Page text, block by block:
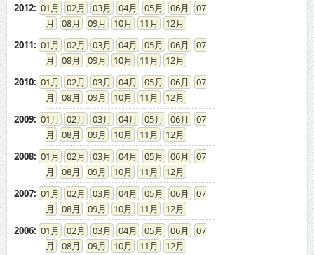
2012: 01 02 03 04 05 06
07
08
09 10 11
12
2011: 01 02 03 04 05 06
07
08
09 10 11
12
2010: 01 02 03 04 05 06
07
08
09 10 11
12
2009: 01 02 03 04 05 06
07
08
09 10 11
12
2008: 01 02 03 04 05 06
07
08
09 10 11
12
2007: 01 02 03 04 05 06
07
08
09 10 11
12
2006: 01 02 03 04 05 06
07
08
09 10 11
12